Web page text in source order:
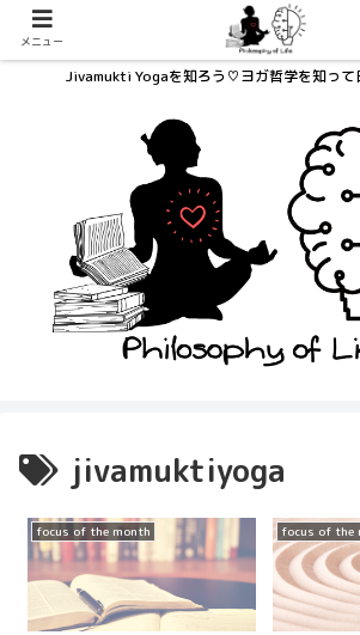
Jivamukti Yogaを知ろう♡ヨガ哲学を知っ
jivamuktiyoga
focus of the month focus of the
メニュー